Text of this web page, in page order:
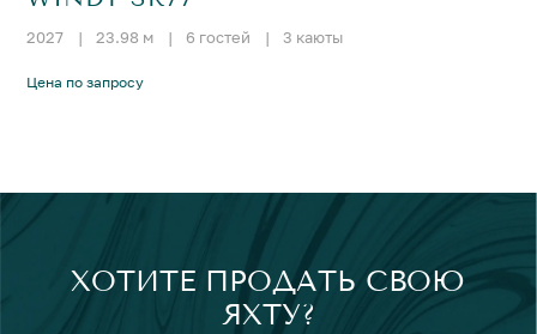
2027 | 23.98 м | 6 гостей | 3 каюты
Цена по запросу
ХОТИТЕ ПРОДАТЬ СВОЮ
ЯХТУ?